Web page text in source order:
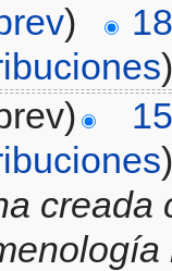
)
creada